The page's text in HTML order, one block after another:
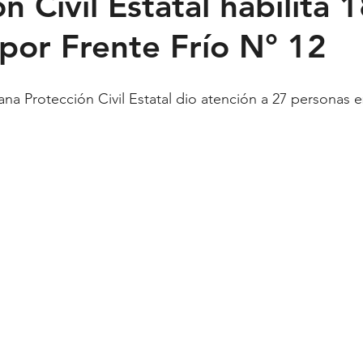
Pequeño País Fusión Juega como niña
Roo SLP Salud UASLP Congreso
Frente Frío N° 12